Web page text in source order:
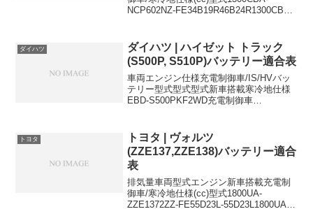
NCP602NZ-FE34B19R46B24R1300CBA-
ダイハツ
ダイハツ | ハイゼット トラック
(S500P, S510P)バッテリー適合表
車両エンジン仕様充電制御車/IS/HVバッ
テリー型式型式型式新車搭載寒冷地仕様
EBD-S500PKF2WD充電制御車
すすめバッテリ...
トヨタ
トヨタ | ヴォルツ
(ZZE137,ZZE138)バッテリー適合
表
排気量車両型式エンジン新車搭載充電制
御車/寒冷地仕様(cc)型式1800UA-
ZZE1372ZZ-FE55D23L-55D23L1800UA-